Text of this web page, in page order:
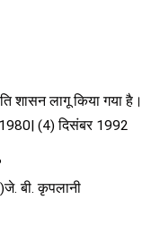
शासन लागू किया गया है।
(4) दिसंबर 1992
बी. कृपलानी